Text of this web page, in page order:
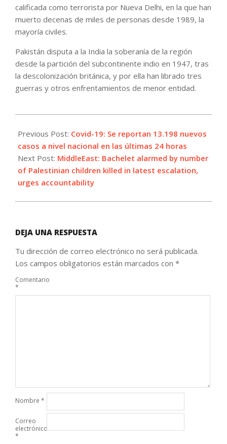
calificada como terrorista por Nueva Delhi, en la que han
muerto decenas de miles de personas desde 1989, la
mayoría civiles.
Pakistán disputa a la India la soberanía de la región
desde la partición del subcontinente indio en 1947, tras
la descolonización británica, y por ella han librado tres
guerras y otros enfrentamientos de menor entidad.
08-
11
Previous Post: Covid-19: Se reportan 13.198 nuevos
casos a nivel nacional en las últimas 24 horas
Next Post: MiddleEast: Bachelet alarmed by number
of Palestinian children killed in latest escalation,
urges accountability
DEJA UNA RESPUESTA
Tu dirección de correo electrónico no será publicada.
Los campos obligatorios están marcados con *
Comentario
*
Nombre *
Correo
electrónico
*